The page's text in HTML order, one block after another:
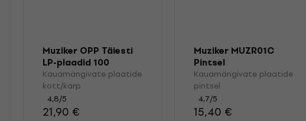
Muziker OPP Täiesti
LP-plaadid 100
Kauamängivate plaatide
kott/karp
4,8/5
21,90 €
Muziker MUZR01C
Pintsel
Kauamängivate plaatide
pintsel
4,7/5
15,40 €